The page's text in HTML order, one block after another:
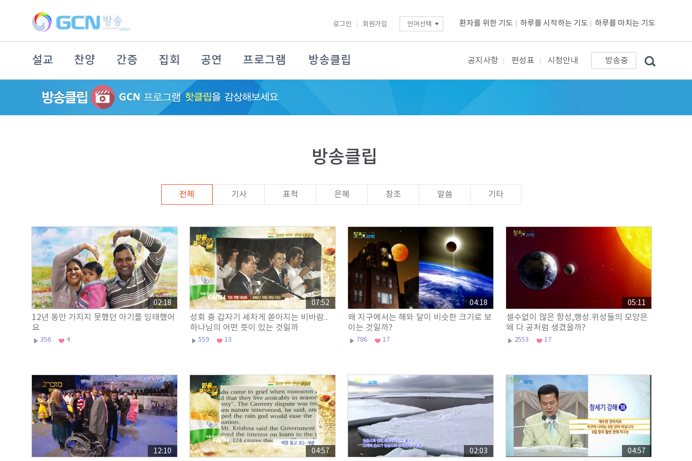
로그인 회원가입 언어선택 환자를 위한 기도 하루를 시작하는 기도 하루를 마치는 기도
설교 찬양 간증 집회 공연 프로그램 방송클립 공지사항 편성표 시청안내 방송중
방송클립
전체 기사 표적 은혜 창조 말씀 기타
12년 동안 가지지 못했던 아기를 잉태했어
요
356 4
02:18
성회 중 갑자기 세차게 쏟아지는 비바람..
하나님의 어떤 뜻이 있는 것일까
559 13
07:52
왜 지구에서는 해와 달이 비슷한 크기로 보
이는 것일까?
786 17
04:18
셀수없이 많은 항성,행성.위성들의 모양은
왜 다 공처럼 생겼을까?
2553 17
05:11
12:10 04:57 02:03 04:57